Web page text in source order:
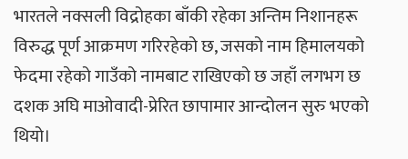
भारतले नक्सली विद्रोहका बाँकी रहेका अन्तिम निशानहरू
विरुद्ध पूर्ण आक्रमण गरिरहेको छ, जसको नाम हिमालयको
फेदमा रहेको गाउँको नामबाट राखिएको छ जहाँ लगभग छ
दशक अघि माओवादी-प्रेरित छापामार आन्दोलन सुरु भएको
थियो।